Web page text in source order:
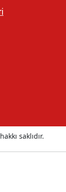
saklıdır.